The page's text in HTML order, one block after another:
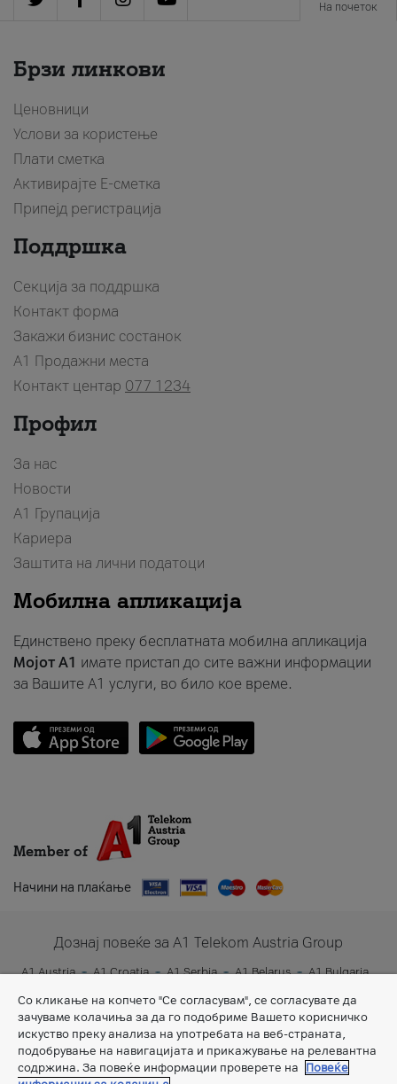
На почеток
Брзи линкови
Ценовници
Услови за користење
Плати сметка
Активирајте Е-сметка
Припејд регистрација
Поддршка
Секција за поддршка
Контакт форма
Закажи бизнис состанок
A1 Продажни места
Контакт центар 077 1234
Профил
За нас
Новости
А1 Групација
Кариера
Заштита на лични податоци
Мобилна апликација
Единствено преку бесплатната мобилна апликација
Мојот A1 имате пристап до сите важни информации
за Вашите A1 услуги, во било кое време.
Member of
Начини на плаќање
Дознај повеќе за A1 Telekom Austria Group
A1 Austria A1 Croatia A1 Serbia A1 Belarus
A1 Bulgaria
Со кликање на копчето "Се согласувам", се согласувате да
зачуваме колачиња за да го подобриме Вашето корисничко
искуство преку анализа на употребата на веб-страната,
подобрување на навигацијата и прикажување на релевантна
содржина. За повеќе информации проверете на
Повеќе